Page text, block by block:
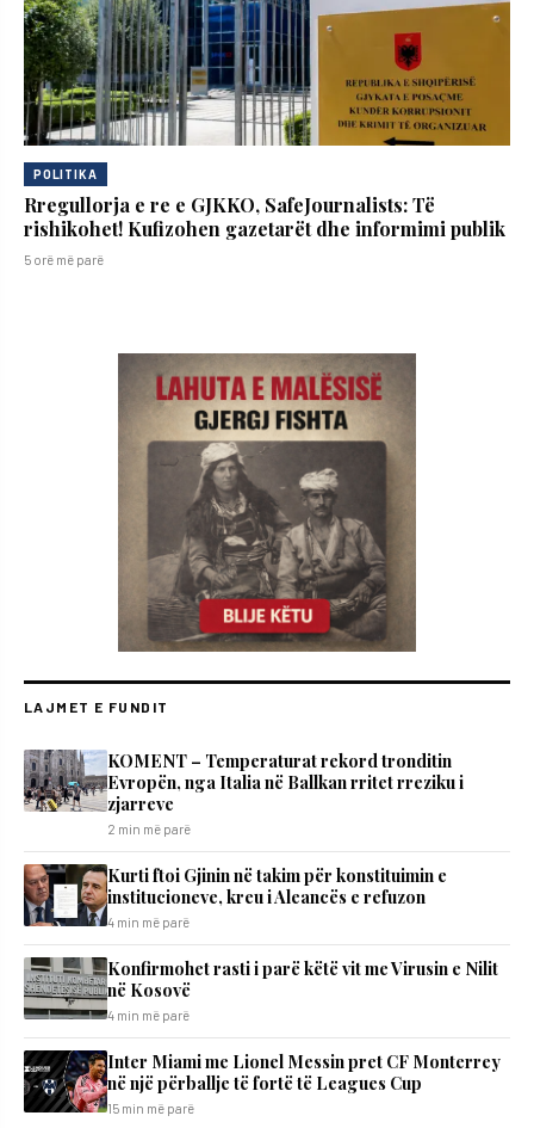
POLITIKA
Rregullorja e re e GJKKO, SafeJournalists: Të
rishikohet! Kufizohen gazetarët dhe informimi publik
5 orë më parë
LAJMET E FUNDIT
KOMENT – Temperaturat rekord tronditin
Evropën, nga Italia në Ballkan rritet rreziku i
zjarreve
2 min më parë
Kurti ftoi Gjinin në takim për konstituimin e
institucioneve, kreu i Aleancës e refuzon
4 min më parë
Konfirmohet rasti i parë këtë vit me Virusin e Nilit
në Kosovë
4 min më parë
Inter Miami me Lionel Messin pret CF Monterrey
në një përballje të fortë të Leagues Cup
15 min më parë